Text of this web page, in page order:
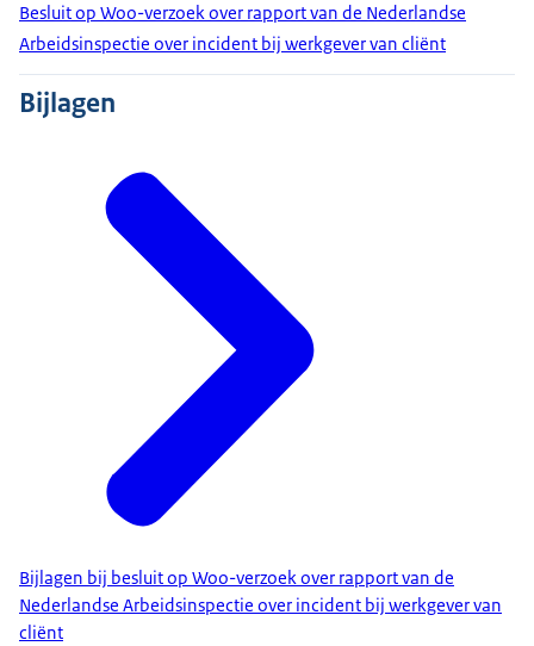
Besluit op Woo-verzoek over rapport van de Nederlandse
Arbeidsinspectie over incident bij werkgever van cliënt
Bijlagen
Bijlagen bij besluit op Woo-verzoek over rapport van de
Nederlandse Arbeidsinspectie over incident bij werkgever van
cliënt